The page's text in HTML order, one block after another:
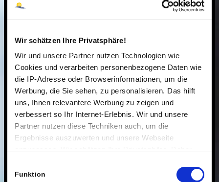
Wir schätzen Ihre Privatsphäre!
Wir und unsere Partner nutzen Technologien wie
Cookies und verarbeiten personenbezogene Daten wie
die IP-Adresse oder Browserinformationen, um die
Werbung, die Sie sehen, zu personalisieren. Das hilft
uns, Ihnen relevantere Werbung zu zeigen und
verbessert so Ihr Internet-Erlebnis. Wir und unsere
Partner nutzen diese Techniken auch, um die
Ergebnisse auszuwerten und unsere Webseite
Technologien.
Funktion